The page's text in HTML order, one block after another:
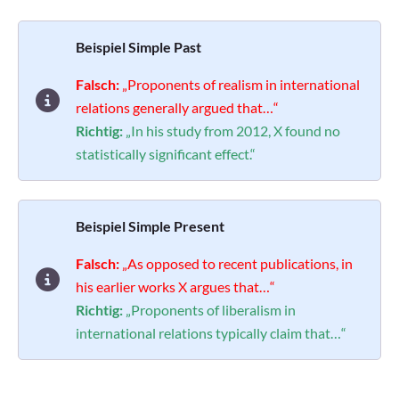
Beispiel Simple Past
Falsch: „Proponents of realism in international
relations generally argued that…“
Richtig: „In his study from 2012, X found no
statistically significant effect.“
Beispiel Simple Present
Falsch: „As opposed to recent publications, in
his earlier works X argues that…“
Richtig: „Proponents of liberalism in
international relations typically claim that…“